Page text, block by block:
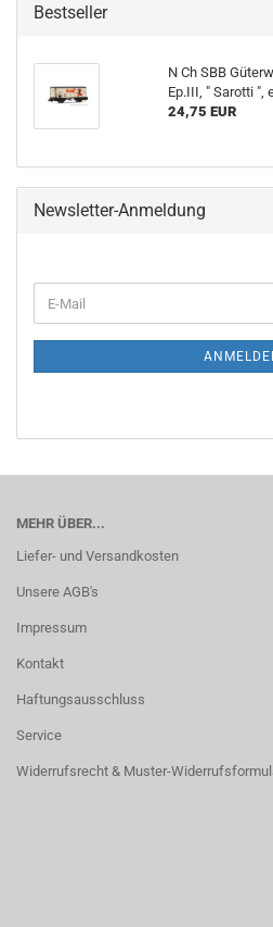
Bestseller
N Ch SBB
Ep.III, " Sarotti ",
24,75 EUR
Newsletter-Anmeldung
ZUR
E-
Mail
MEHR ÜBER...
Liefer- und Versandkosten
Unsere AGB's
Impressum
Kontakt
Haftungsausschluss
Service
Widerrufsrecht & Muster-